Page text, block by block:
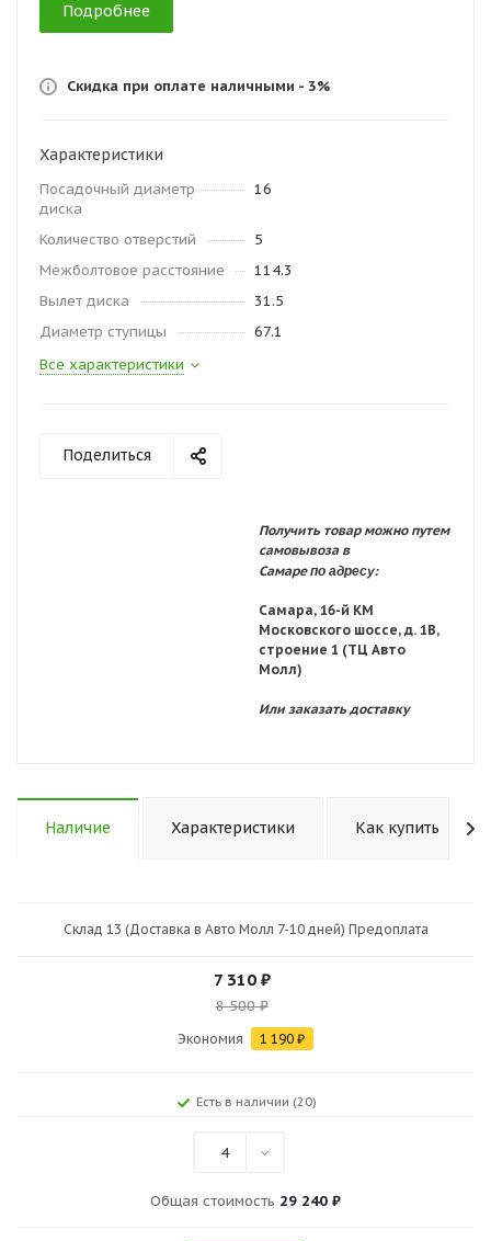
Подробнее
Скидка при оплате наличными - 3%
Характеристики
Посадочный диаметр
диска
16
Количество отверстий
5
Межболтовое расстояние
114.3
Вылет диска
31.5
Диаметр ступицы
67.1
Все характеристики
Поделиться
Получить товар можно путем
самовывоза в
Самарепо адресу:
Самара, 16-й КМ
Московского шоссе, д. 1В,
строение 1 (ТЦ Авто
Молл)
Или заказать доставку
Наличие Характеристики Как купить
Склад 13 (Доставка в Авто Молл 7-10 дней) Предоплата
7 310₽
8 500₽
Экономия 1 190 ₽
Есть в наличии (20)
4
Общая стоимость 29 240 ₽